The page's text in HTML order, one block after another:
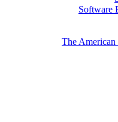
Software
The American